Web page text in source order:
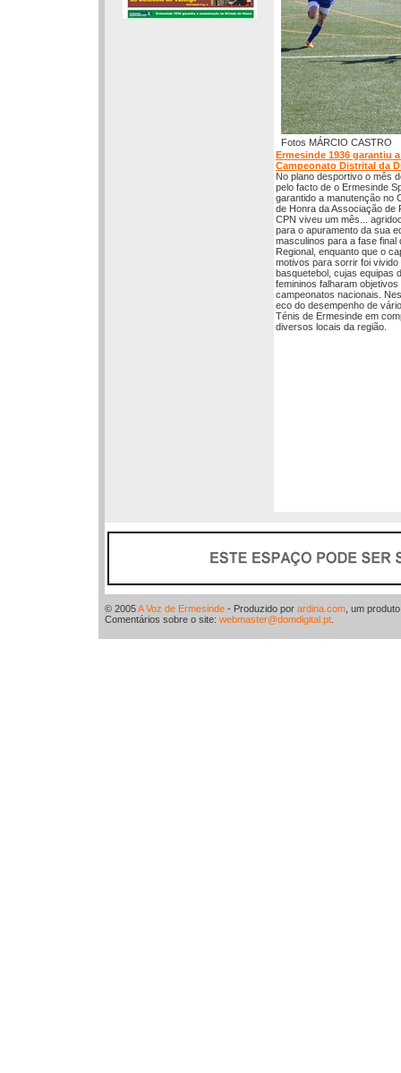
Fotos MÁRCIO CASTRO
Ermesinde 1936 garantiu
Campeonato Distrital da
No plano desportivo o mês
pelo facto de o Ermesinde
garantido a manutenção no
de Honra da Associação de
CPN viveu um mês...
para o apuramento da sua
masculinos para a fase final
Regional, enquanto que o
motivos para sorrir foi
basquetebol, cujas equipas
femininos falharam
campeonatos nacionais.
eco do desempenho de
Ténis de Ermesinde em
diversos locais da região.
© 2005A Voz de Ermesinde - Produzido por ardina.com , um
Comentários sobre o site: webmaster@domdigital.pt